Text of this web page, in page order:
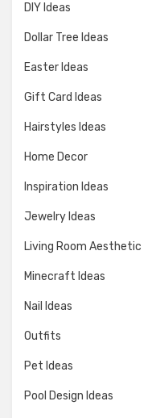
DIY Ideas
Dollar Tree Ideas
Easter Ideas
Gift Card Ideas
Hairstyles Ideas
Home Decor
Inspiration Ideas
Jewelry Ideas
Living Room Aesthetic
Minecraft Ideas
Nail Ideas
Outfits
Pet Ideas
Pool Design Ideas